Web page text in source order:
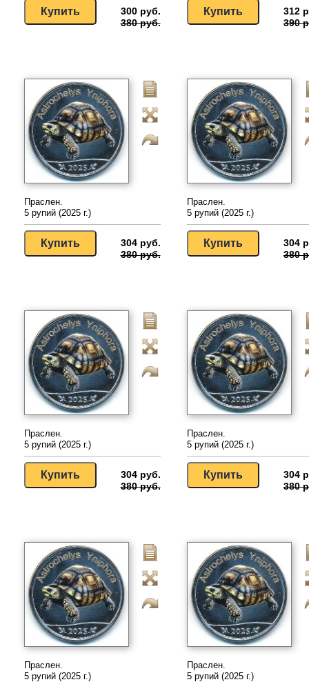
300 руб.
380 руб.
312
390
Праслен.
5 рупий (2025 г.)
304 руб.
380 руб.
Праслен.
5 рупий (2025 г.)
304
380
Праслен.
5 рупий (2025 г.)
304 руб.
380 руб.
Праслен.
5 рупий (2025 г.)
304
380
Праслен.
5 рупий (2025 г.)
Праслен.
5 рупий (2025 г.)